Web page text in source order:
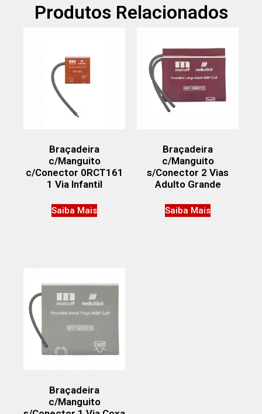
Produtos Relacionados
Braçadeira
c/Manguito
c/Conector 0RCT161
1 Via Infantil
Saiba Mais
Braçadeira
c/Manguito
s/Conector 2 Vias
Adulto Grande
Saiba Mais
Braçadeira
c/Manguito